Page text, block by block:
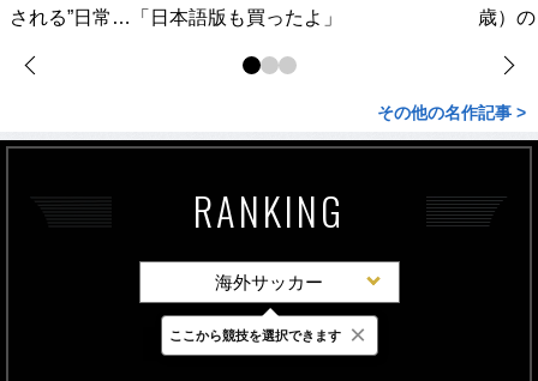
される”日常…「日本語版も買ったよ」
歳）
その他の名作記事 >
RANKING
海外サッカー
最新 24時間 週間
ここから競技を選択できます ×